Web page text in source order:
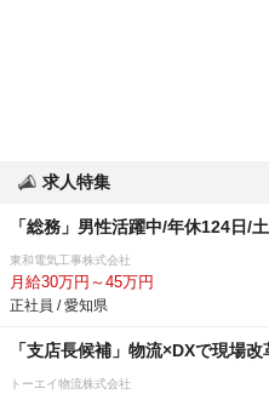
求人特集
「総務」男性活躍中/年休124日/
東和電気工事株式会社
月給30万円～45万円
正社員 / 愛知県
「支店長候補」物流×DXで現場
トーエイ物流株式会社